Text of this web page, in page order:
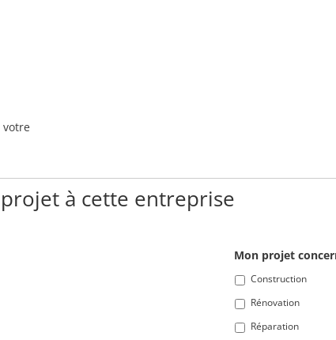
à cette entreprise
Mon projet
Construction
Rénovation
Réparation